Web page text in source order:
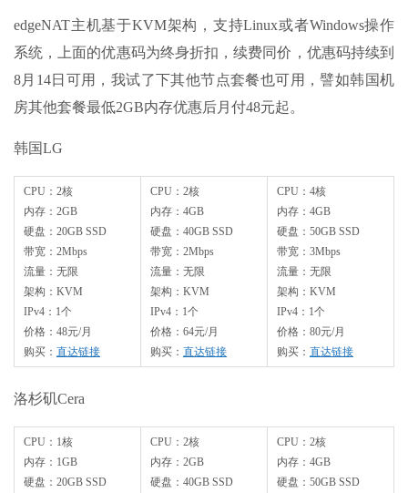
edgeNAT主机基于KVM架构，支持Linux或者Windows操作
系统，上面的优惠码为终身折扣，续费同价，优惠码持续到
8月14日可用，我试了下其他节点套餐也可用，譬如韩国机
房其他套餐最低2GB内存优惠后月付48元起。
韩国LG
CPU：2核
内存：2GB
硬盘：20GB SSD
带宽：2Mbps
流量：无限
架构：KVM
IPv4：1个
价格：48元/月
购买： 直达链接
CPU：2核
内存：4GB
硬盘：40GB SSD
带宽：2Mbps
流量：无限
架构：KVM
IPv4：1个
价格：64元/月
购买： 直达链接
CPU：4核
内存：4GB
硬盘：50GB SSD
带宽：3Mbps
流量：无限
架构：KVM
IPv4：1个
价格：80元/月
购买： 直达链接
洛杉矶Cera
CPU：1核
内存：1GB
硬盘：20GB SSD
CPU：2核
内存：2GB
硬盘：40GB SSD
CPU：2核
内存：4GB
硬盘：50GB SSD